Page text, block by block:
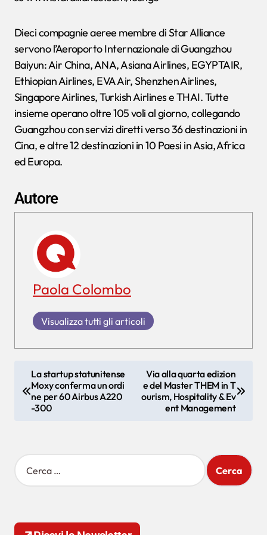
Dieci compagnie aeree membre di Star Alliance
servono l’Aeroporto Internazionale di Guangzhou
Baiyun: Air China, ANA, Asiana Airlines, EGYPTAIR,
Ethiopian Airlines, EVA Air, Shenzhen Airlines,
Singapore Airlines, Turkish Airlines e THAI. Tutte
insieme operano oltre 105 voli al giorno, collegando
Guangzhou con servizi diretti verso 36 destinazioni in
Cina, e altre 12 destinazioni in 10 Paesi in Asia, Africa
ed Europa.
Autore
Paola Colombo
Visualizza tutti gli articoli
a
z
o
La startup statunitense
Moxy conferma un ordi
ne per 60 Airbus A220
-300
Via alla quarta edizion
e del Master THEM in T
ourism, Hospitality & Ev
ent Management
R
i
c